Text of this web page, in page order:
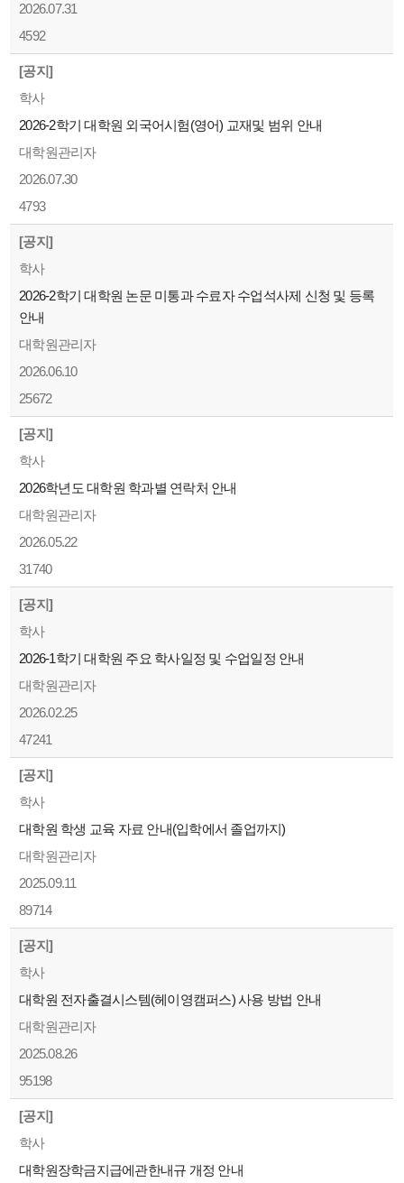
2026.07.31
4592
[공지]
학사
2026-2학기 대학원 외국어시험(영어) 교재및 범위 안내
대학원관리자
2026.07.30
4793
[공지]
학사
2026-2학기 대학원 논문 미통과 수료자 수업석사제 신청 및 등록
안내
대학원관리자
2026.06.10
25672
[공지]
학사
2026학년도 대학원 학과별 연락처 안내
대학원관리자
2026.05.22
31740
[공지]
학사
2026-1학기 대학원 주요 학사일정 및 수업일정 안내
대학원관리자
2026.02.25
47241
[공지]
학사
대학원 학생 교육 자료 안내(입학에서 졸업까지)
대학원관리자
2025.09.11
89714
[공지]
학사
대학원 전자출결시스템(헤이영캠퍼스) 사용 방법 안내
대학원관리자
2025.08.26
95198
[공지]
학사
대학원장학금지급에관한내규 개정 안내